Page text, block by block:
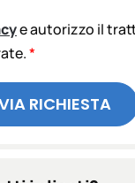
e autorizzo il
*
RICHIESTA